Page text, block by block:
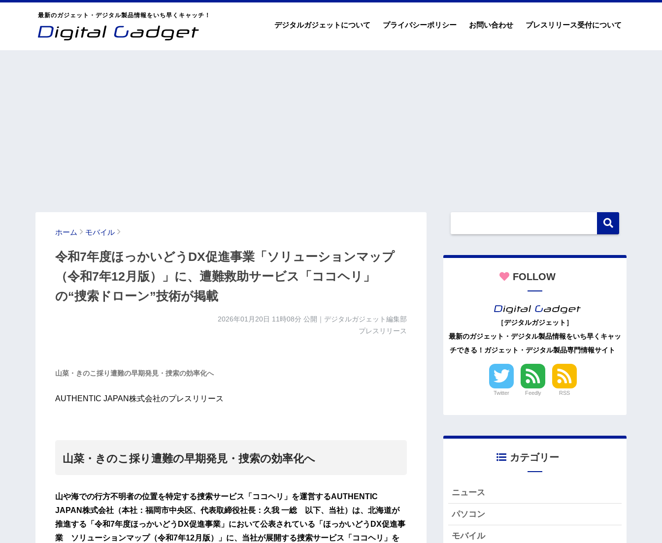
最新のガジェット・デジタル製品情報をいち早くキャッチ！
デジタルガジェットについて プライバシーポリシー お問い合わせ プレスリリース受付について
ホーム モバイル
令和7年度ほっかいどうDX促進事業「ソリューションマップ
（令和7年12月版）」に、遭難救助サービス「ココヘリ」
の“捜索ドローン”技術が掲載
2026年01月20日 11時08分 公開｜デジタルガジェット編集部
プレスリリース
山菜・きのこ採り遭難の早期発見・捜索の効率化へ
AUTHENTIC JAPAN株式会社のプレスリリース
山菜・きのこ採り遭難の早期発見・捜索の効率化へ
山や海での行方不明者の位置を特定する捜索サービス「ココヘリ」を運営するAUTHENTIC
JAPAN株式会社（本社：福岡市中央区、代表取締役社長：久我 一総 以下、当社）は、北海道が
推進する「令和7年度ほっかいどうDX促進事業」において公表されている「ほっかいどうDX促進事
業 ソリューションマップ（令和7年12月版）」に、当社が展開する捜索サービス「ココヘリ」を
FOLLOW
［デジタルガジェット］
最新のガジェット・デジタル製品情報をいち早くキャッ
チできる！ガジェット・デジタル製品専門情報サイト
Twitter Feedly RSS
カテゴリー
ニュース
パソコン
モバイル